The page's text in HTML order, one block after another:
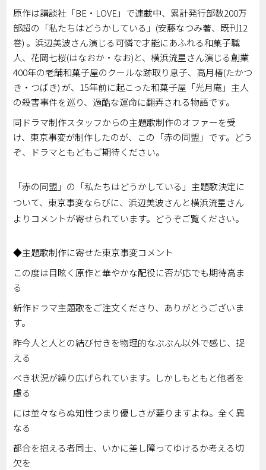
原作は講談社「BE・LOVE」で連載中、累計発行部数200万
部超の「私たちはどうかしている」(安藤なつみ著、既刊12
巻) 。浜辺美波さん演じる可憐で才能にあふれる和菓子職
人、花岡七桜(はなおか・なお)と、横浜流星さん演じる創業
400年の老舗和菓子屋のクールな跡取り息子、高月椿(たかつ
き・つばき) が、15年前に起こった和菓子屋「光月庵」主人
の殺害事件を巡り、過酷な運命に翻弄される物語です。
同ドラマ制作スタッフからの主題歌制作のオファーを受
け、東京事変が制作したのが、この「赤の同盟」です。どう
ぞ、ドラマともどもご期待ください。
「赤の同盟」の「私たちはどうかしている」主題歌決定に
ついて、東京事変ならびに、浜辺美波さんと横浜流星さん
よりコメントが寄せられています。どうぞご覧ください。
◆主題歌制作に寄せた東京事変コメント
この度は目眩く原作と華やかな配役に否が応でも期待高ま
る
新作ドラマ主題歌をご注文くださり、ありがとうございま
す。
昨今人と人との結び付きを物理的なぶぶん以外で感じ、捉
える
べき状況が繰り広げられています。しかしもともと他者を
慮る
には並々ならぬ知性つまり優しさが要りますよね。全く異
なる
都合を抱える者同士、いかに差し障ってゆけるか考える切
欠を